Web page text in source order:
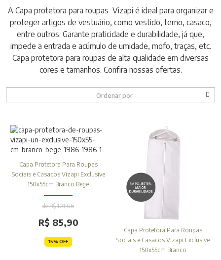
A Capa protetora para roupas Vizapi é ideal para organizar e
proteger artigos de vestuário, como vestido, terno, casaco,
entre outros. Garante praticidade e durabilidade, já que,
impede a entrada e acúmulo de umidade, mofo, traças, etc.
Capa protetora para roupas de alta qualidade em diversas
cores e tamanhos. Confira nossas ofertas.
Ordenar por
Capa Protetora Para Roupas
Sociais e Casacos Vizapi Exclusive
150x55cm Branco Bege
de R$ 101,06
R$ 85,90
15% OFF
Capa Protetora Para Roupas
Sociais e Casacos Vizapi Exclusive
150x55cm Branco